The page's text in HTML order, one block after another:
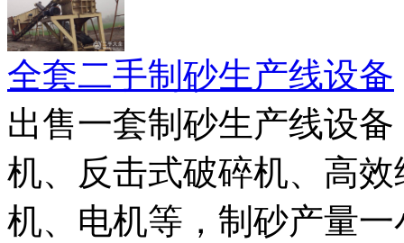
全套二手制砂生产线设备
出售一套制砂生产线设
机、反击式破碎机、高
机、电机等，制砂产量